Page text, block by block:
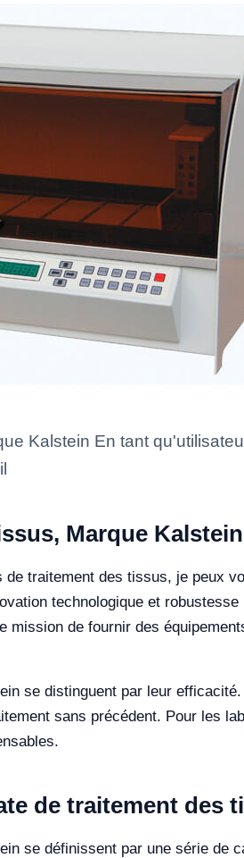
Kalstein En tant
Marque Kalstein
traitement des tissus, je peux
technologique et
mission de fournir des
se distinguent par leur
sans précédent. Pour les
de traitement des
se définissent par une série de